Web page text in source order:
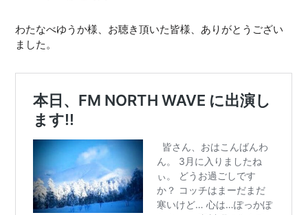
わたなべゆうか様、お聴き頂いた皆様、ありがとうござい
ました。